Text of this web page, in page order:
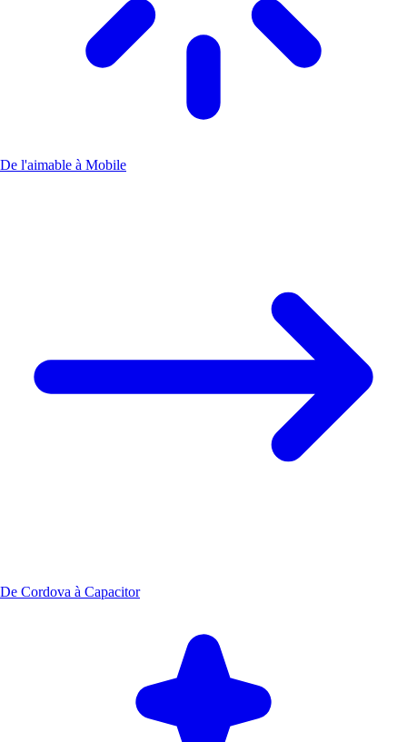
De l'aimable à Mobile
De Cordova à Capacitor